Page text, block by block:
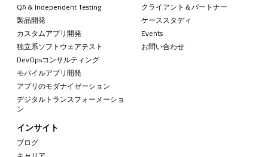
QA & Independent Testing
製品開発
カスタムアプリ開発
独立系ソフトウェアテスト
DevOpsコンサルティング
モバイルアプリ開発
アプリのモダナイゼーション
デジタルトランスフォーメーショ
ン
クライアント＆パートナー
ケーススタディ
Events
お問い合わせ
インサイト
ブログ